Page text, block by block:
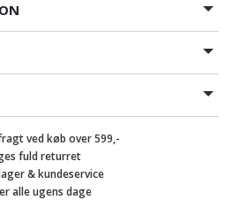
ved køb over 599,-
fuld returret
& kundeservice
alle ugens dage